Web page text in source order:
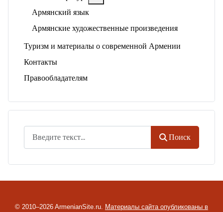
Армянский язык
Армянские художественные произведения
Туризм и материалы о современной Армении
Контакты
Правообладателям
Поиск
© 2010–2026 ArmenianSite.ru. Материалы сайта опубликованы в